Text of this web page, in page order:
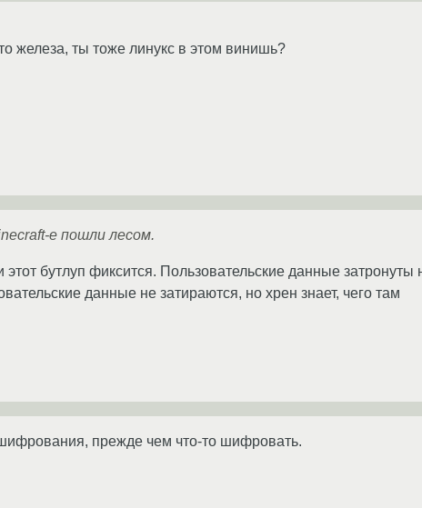
железа, ты тоже линукс в этом винишь?
е пошли лесом.
бутлуп фиксится. Пользовательские данные затронуты
данные не затираются, но хрен знает, чего там
прежде чем что-то шифровать.